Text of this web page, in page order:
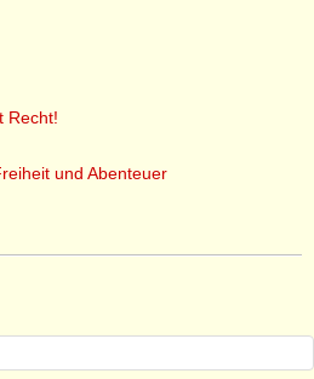
Recht!
und Abenteuer